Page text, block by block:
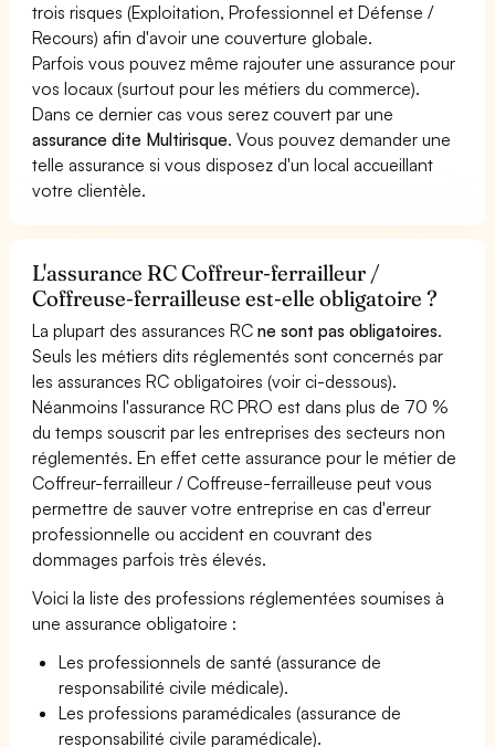
trois risques (Exploitation, Professionnel et Défense /
Recours) afin d'avoir une couverture globale.
Parfois vous pouvez même rajouter une assurance pour
vos locaux (surtout pour les métiers du commerce).
Dans ce dernier cas vous serez couvert par une
assurance dite Multirisque. Vous pouvez demander une
telle assurance si vous disposez d'un local accueillant
votre clientèle.
L'assurance RC Coffreur-ferrailleur /
Coffreuse-ferrailleuse est-elle obligatoire ?
La plupart des assurances RCne sont pas obligatoires.
Seuls les métiers dits réglementés sont concernés par
les assurances RC obligatoires (voir ci-dessous).
Néanmoins l'assurance RC PRO est dans plus de 70 %
du temps souscrit par les entreprises des secteurs non
réglementés. En effet cette assurance pour le métier de
Coffreur-ferrailleur / Coffreuse-ferrailleuse peut vous
permettre de sauver votre entreprise en cas d'erreur
professionnelle ou accident en couvrant des
dommages parfois très élevés.
Voici la liste des professions réglementées soumises à
une assurance obligatoire :
Les professionnels de santé (assurance de
responsabilité civile médicale).
Les professions paramédicales (assurance de
responsabilité civile paramédicale).